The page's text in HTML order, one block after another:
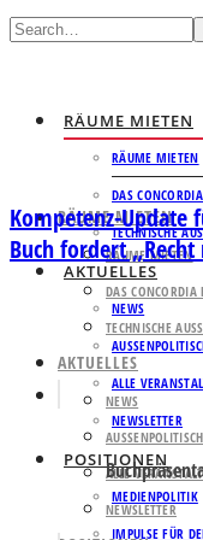
RÄUME MIETEN
RÄUME MIETEN
DAS
TECHNISCHE
AKTUELLES
NEWS
ALLE
NEWSLETTER
POSITIONEN
MEDIENPOLITIK
IMPULSE FÜR
RÄUME MIETEN
RÄUME MIETEN
DAS CONCORDIA
TECHNISCHE
AKTUELLES
NEWS
ALLE
NEWSLETTER
Kompetenz-Update
Buch fordert „Recht